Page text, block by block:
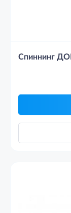
Спиннинг